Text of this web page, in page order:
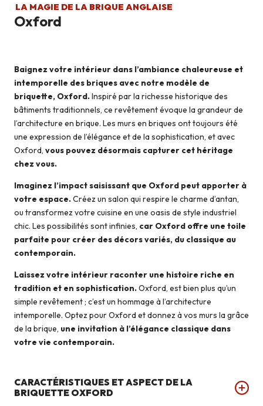
LA MAGIE DE LA BRIQUE ANGLAISE
Oxford
Baignez votre intérieur dans l’ambiance chaleureuse et
intemporelle des briques avec notre modèle de
briquette, Oxford.Inspiré par la richesse historique des
bâtiments traditionnels, ce revêtement évoque la grandeur de
l’architecture en brique. Les murs en briques ont toujours été
une expression de l’élégance et de la sophistication, et avec
Oxford, vous pouvez désormais capturer cet héritage
chez vous.
Imaginez l’impact saisissant que Oxford peut apporter à
votre espace.Créez un salon qui respire le charme d’antan,
ou transformez votre cuisine en une oasis de style industriel
chic. Les possibilités sont infinies, car Oxford offre une toile
parfaite pour créer des décors variés, du classique au
contemporain.
Laissez votre intérieur raconter une histoire riche en
tradition et en sophistication.Oxford, est bien plus qu’un
simple revêtement ; c’est un hommage à l’architecture
intemporelle. Optez pour Oxford et donnez à vos murs la grâce
de la brique, une invitation à l’élégance classique dans
votre vie contemporain.
CARACTÉRISTIQUES ET ASPECT DE LA
BRIQUETTE OXFORD